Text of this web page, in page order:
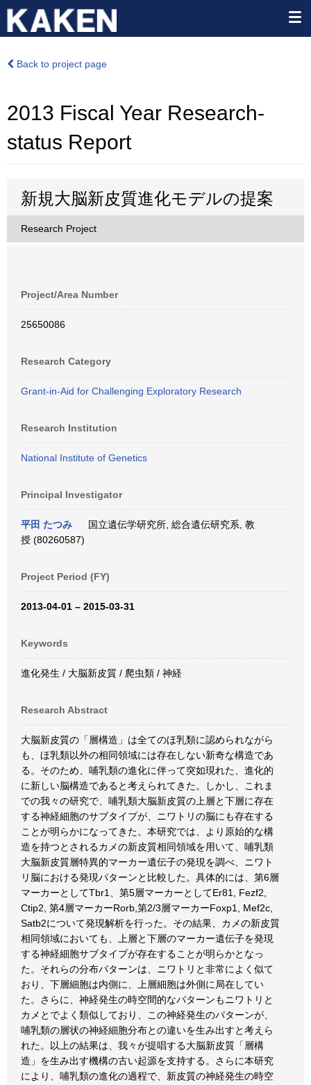
Back to project page
2013 Fiscal Year Research-
status Report
新規大脳新皮質進化モデルの提案
Research Project
Project/Area Number
25650086
Research Category
Grant-in-Aid for Challenging Exploratory Research
Research Institution
National Institute of Genetics
Principal Investigator
平田 たつみ
国立遺伝学研究所, 総合遺伝研究系, 教
授 (80260587)
Project Period (FY)
2013-04-01 – 2015-03-31
Keywords
進化発生 / 大脳新皮質 / 爬虫類 / 神経
Research Abstract
大脳新皮質の「層構造」は全てのほ乳類に認められながら
も、ほ乳類以外の相同領域には存在しない新奇な構造であ
る。そのため、哺乳類の進化に伴って突如現れた、進化的
に新しい脳構造であると考えられてきた。しかし、これま
での我々の研究で、哺乳類大脳新皮質の上層と下層に存在
する神経細胞のサブタイプが、ニワトリの脳にも存在する
ことが明らかになってきた。本研究では、より原始的な構
造を持つとされるカメの新皮質相同領域を用いて、哺乳類
大脳新皮質層特異的マーカー遺伝子の発現を調べ、ニワト
リ脳における発現パターンと比較した。具体的には、第6層
マーカーとしてTbr1、第5層マーカーとしてEr81, Fezf2,
Ctip2, 第4層マーカーRorb,第2/3層マーカーFoxp1, Mef2c,
Satb2について発現解析を行った。その結果、カメの新皮質
相同領域においても、上層と下層のマーカー遺伝子を発現
する神経細胞サブタイプが存在することが明らかとなっ
た。それらの分布パターンは、ニワトリと非常によく似て
おり、下層細胞は内側に、上層細胞は外側に局在してい
た。さらに、神経発生の時空間的なパターンもニワトリと
カメとでよく類似しており、この神経発生のパターンが、
哺乳類の層状の神経細胞分布との違いを生み出すと考えら
れた。以上の結果は、我々が提唱する大脳新皮質「層構
造」を生み出す機構の古い起源を支持する。さらに本研究
により、哺乳類の進化の過程で、新皮質の神経発生の時空